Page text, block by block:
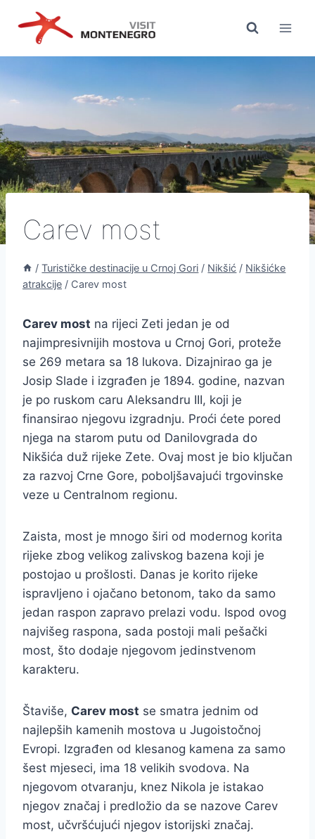
Preskoči
sadržaj
Carev most
/ Turističke destinacije u Crnoj Gori / Nikšić / Nikšićke
atrakcije / Carev most
Carev most na rijeci Zeti jedan je od
najimpresivnijih mostova u Crnoj Gori, proteže
se 269 metara sa 18 lukova. Dizajnirao ga je
Josip Slade i izgrađen je 1894. godine, nazvan
je po ruskom caru Aleksandru III, koji je
finansirao njegovu izgradnju. Proći ćete pored
njega na starom putu od Danilovgrada do
Nikšića duž rijeke Zete. Ovaj most je bio ključan
za razvoj Crne Gore, poboljšavajući trgovinske
veze u Centralnom regionu.
Zaista, most je mnogo širi od modernog korita
rijeke zbog velikog zalivskog bazena koji je
postojao u prošlosti. Danas je korito rijeke
ispravljeno i ojačano betonom, tako da samo
jedan raspon zapravo prelazi vodu. Ispod ovog
najvišeg raspona, sada postoji mali pešački
most, što dodaje njegovom jedinstvenom
karakteru.
Štaviše, Carev most se smatra jednim od
najlepših kamenih mostova u Jugoistočnoj
Evropi. Izgrađen od klesanog kamena za samo
šest mjeseci, ima 18 velikih svodova. Na
njegovom otvaranju, knez Nikola je istakao
njegov značaj i predložio da se nazove Carev
most, učvršćujući njegov istorijski značaj.